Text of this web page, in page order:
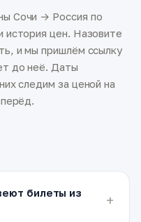
Сочи → Россия по
история цен. Назовите
и мы пришлём ссылку
до неё. Даты
следим за ценой на
билеты из